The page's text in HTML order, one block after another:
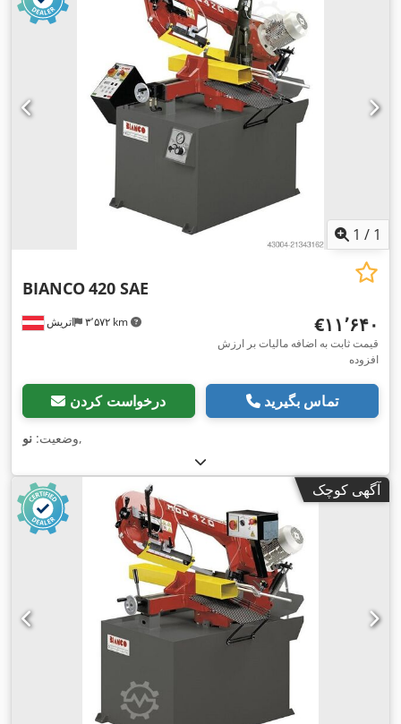
1 / 1
اتریش ۳٬۵۷۲ km
BIANCO420 SAE
‎€۱۱٬۶۴۰
قیمت ثابت به اضافه مالیات بر ارزش
افزوده
درخواست کردن تماس بگیرید
وضعیت: نو ,
آگهی کوچک